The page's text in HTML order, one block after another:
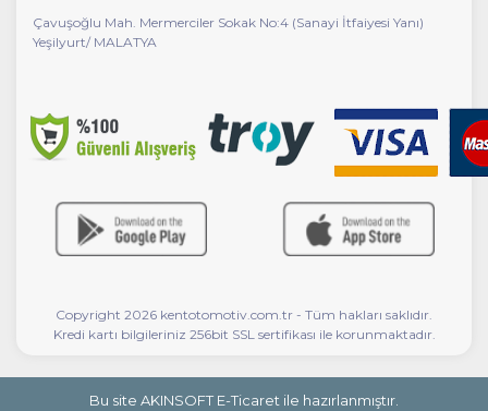
Çavuşoğlu Mah. Mermerciler Sokak No:4 (Sanayi İtfaiyesi Yanı)
Yeşilyurt/ MALATYA
Copyright 2026 kentotomotiv.com.tr - Tüm hakları saklıdır.
Kredi kartı bilgileriniz 256bit SSL sertifikası ile korunmaktadır.
Bu site AKINSOFT E-Ticaret ile hazırlanmıştır.